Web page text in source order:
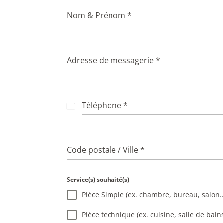
Nom & Prénom*
Adresse de messagerie*
Téléphone*
c
+
3
3
Code postale / Ville*
Service(s) souhaité(s)
Pièce Simple (ex. chambre, bureau,
Pièce technique (ex. cuisine, salle de